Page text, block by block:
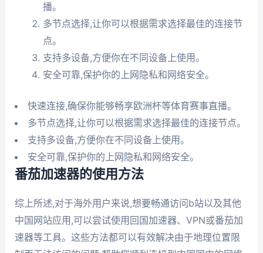
播。
多节点选择,让你可以根据需求选择最佳的连接节
点。
支持多设备,方便你在不同设备上使用。
安全可靠,保护你的上网隐私和网络安全。
快速连接,确保你能够畅享欧洲杯等体育赛事直播。
多节点选择,让你可以根据需求选择最佳的连接节点。
支持多设备,方便你在不同设备上使用。
安全可靠,保护你的上网隐私和网络安全。
番茄加速器的使用方法
综上所述,对于海外用户来说,想要畅通访问b站以及其他
中国网站应用,可以尝试使用回国加速器、VPN或番茄加
速器等工具。这些方法都可以有效解决由于地理位置限